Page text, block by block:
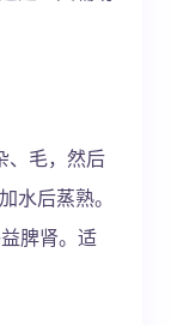
、毛，然后
水后蒸熟。
脾肾。适